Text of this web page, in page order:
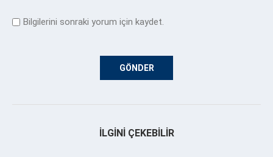
Bilgilerini sonraki yorum için kaydet.
İLGINI ÇEKEBILIR